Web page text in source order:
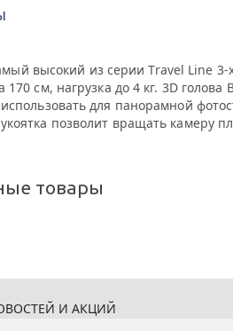
высокий из серии Travel Line
см, нагрузка до 4 кг. 3D
для панорамной
позволит вращать камеру
товары
И АКЦИЙ